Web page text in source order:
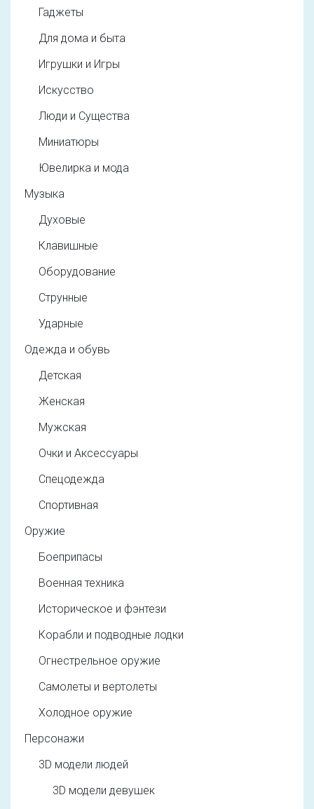
Гаджеты
Для дома и быта
Игрушки и Игры
Искусство
Люди и Существа
Миниатюры
Ювелирка и мода
Музыка
Духовые
Клавишные
Оборудование
Струнные
Ударные
Одежда и обувь
Детская
Женская
Мужская
Очки и Аксессуары
Спецодежда
Спортивная
Оружие
Боеприпасы
Военная техника
Историческое и фэнтези
Корабли и подводные лодки
Огнестрельное оружие
Самолеты и вертолеты
Холодное оружие
Персонажи
3D модели людей
3D модели девушек